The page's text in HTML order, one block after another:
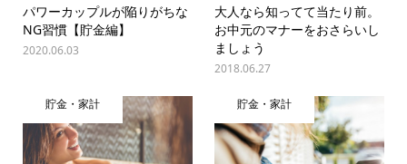
パワーカップルが陥りがちな
NG習慣【貯金編】
2020.06.03
大人なら知ってて当たり前。
お中元のマナーをおさらいし
ましょう
2018.06.27
貯金・家計 貯金・家計